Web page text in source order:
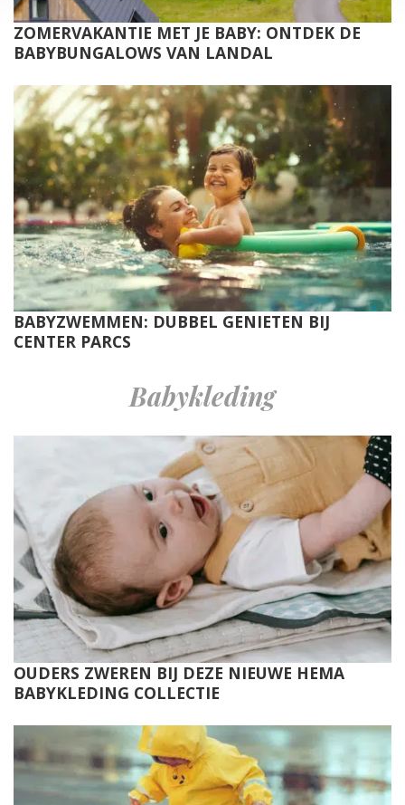
ZOMERVAKANTIE MET JE BABY: ONTDEK DE
BABYBUNGALOWS VAN LANDAL
BABYZWEMMEN: DUBBEL GENIETEN BIJ
CENTER PARCS
Babykleding
OUDERS ZWEREN BIJ DEZE NIEUWE HEMA
BABYKLEDING COLLECTIE